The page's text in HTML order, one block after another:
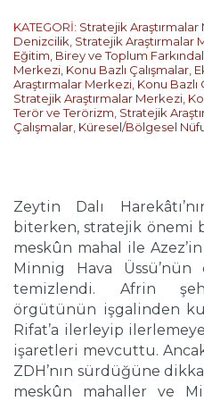
KATEGORİ: Stratejik
Denizcilik Stratejik Araştırmalar
Eğitim, Birey ve Toplum
Merkezi Konu Bazlı Çalışmalar
Araştırmalar Merkezi Konu Bazlı
Stratejik Araştırmalar Merkezi
Terör ve Terörizm Stratejik
Çalışmalar Küresel/Bölgesel
Zeytin Dalı
biterken, stratejik önemi
meskûn mahal ile
Minnig Hava Üssü’nün
temizlendi. Afrin
örgütünün işgalinden
Rifat’a ilerleyip
işaretleri mevcuttu.
ZDH’nın sürdüğüne
meskûn mahaller ve